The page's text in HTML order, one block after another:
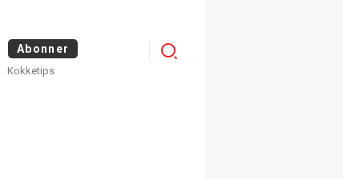
Abonner
Kokketips
Menu